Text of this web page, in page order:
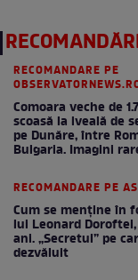
RECOMANDARE PE
Comoara veche de
scoasă la iveală de
pe Dunăre, între
Bulgaria. Imagini
RECOMANDARE PE
Cum se menţine în
lui Leonard Doroftei,
ani. „Secretul” pe
dezvăluit